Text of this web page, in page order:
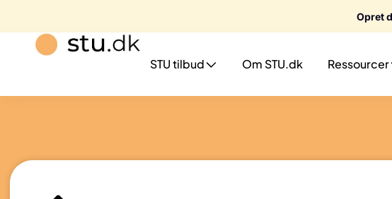
Opret
STU tilbud Om STU.dk Ressourcer